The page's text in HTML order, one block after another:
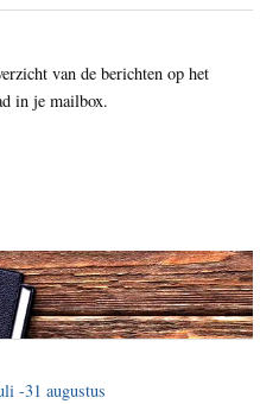
van de berichten op het
in je mailbox.
-31 augustus